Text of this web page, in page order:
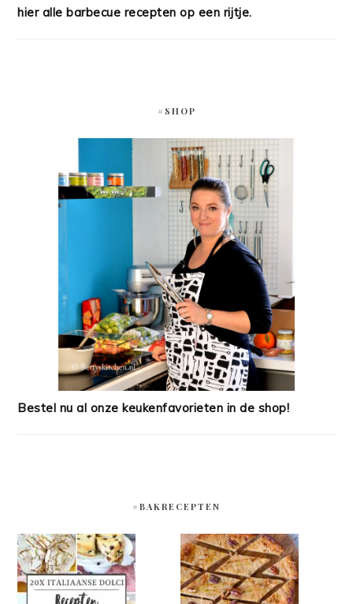
hier alle barbecue recepten op een rijtje.
#SHOP
Bestel nu al onze keukenfavorieten in de shop!
#BAKRECEPTEN